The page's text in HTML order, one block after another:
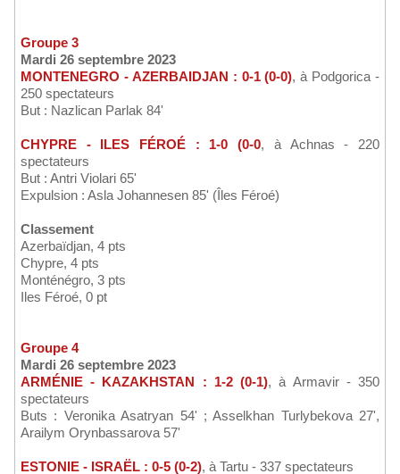
Groupe 3
Mardi 26 septembre 2023
MONTENEGRO - AZERBAIDJAN : 0-1 (0-0), à Podgorica -
250 spectateurs
But : Nazlican Parlak 84'
CHYPRE - ILES FÉROÉ : 1-0 (0-0, à Achnas - 220
spectateurs
But : Antri Violari 65'
Expulsion : Asla Johannesen 85' (Îles Féroé)
Classement
Azerbaïdjan, 4 pts
Chypre, 4 pts
Monténégro, 3 pts
Iles Féroé, 0 pt
Groupe 4
Mardi 26 septembre 2023
ARMÉNIE - KAZAKHSTAN : 1-2 (0-1), à Armavir - 350
spectateurs
Buts : Veronika Asatryan 54' ; Asselkhan Turlybekova 27',
Arailym Orynbassarova 57'
ESTONIE - ISRAËL : 0-5 (0-2), à Tartu - 337 spectateurs